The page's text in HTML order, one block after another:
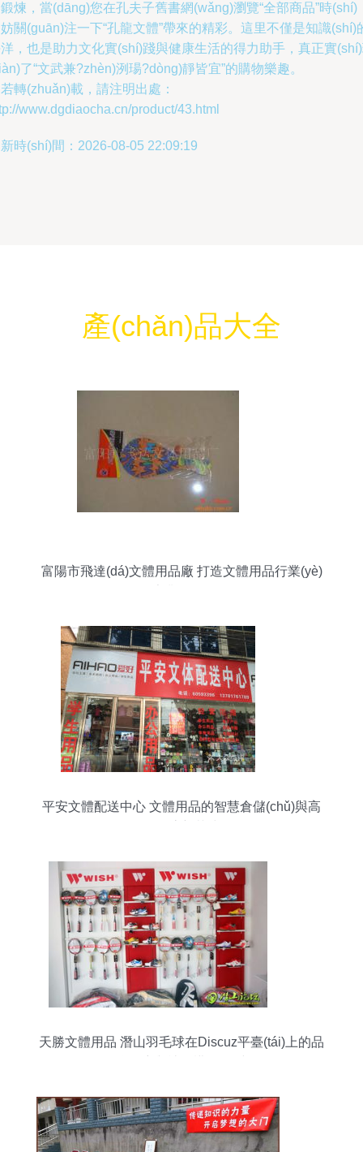
煉，當(dāng)您在孔夫子舊書網(wǎng)瀏覽“全部商品”時(shí)
關(guān)注一下“孔龍文體”帶來的精彩。這里不僅是知識(shí)
，也是助力文化實(shí)踐與健康生活的得力助手，真正實
了“文武兼?zhèn)洌瑒?dòng)靜皆宜”的購物樂趣。
轉(zhuǎn)載，請注明出處：
www.dgdiaocha.cn/product/43.html
時(shí)間：2026-08-05 22:09:19
產(chǎn)品大全
富陽市飛達(dá)文體用品廠 打造文體用品行業(yè)
平安文體配送中心 文體用品的智慧倉儲(chǔ)與高
天勝文體用品 潛山羽毛球在Discuz平臺(tái)上的品